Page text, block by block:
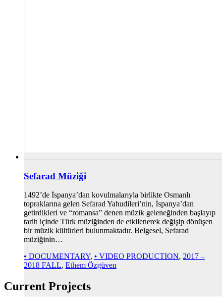
Sefarad Müziği
1492’de İspanya’dan kovulmalarıyla birlikte Osmanlı
topraklarına gelen Sefarad Yahudileri’nin, İspanya’dan
getirdikleri ve “romansa” denen müzik geleneğinden başlayıp
tarih içinde Türk müziğinden de etkilenerek değişip dönüşen
bir müzik kültürleri bulunmaktadır. Belgesel, Sefarad
müziğinin…
• DOCUMENTARY, • VIDEO PRODUCTION, 2017 –
2018 FALL, Ethem Özgüven
Current Projects